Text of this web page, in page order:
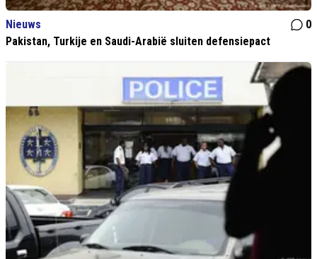
Nieuws
0
Pakistan, Turkije en Saudi-Arabië sluiten defensiepact